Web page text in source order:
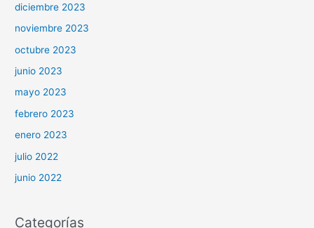
diciembre 2023
noviembre 2023
octubre 2023
junio 2023
mayo 2023
febrero 2023
enero 2023
julio 2022
junio 2022
Categorías